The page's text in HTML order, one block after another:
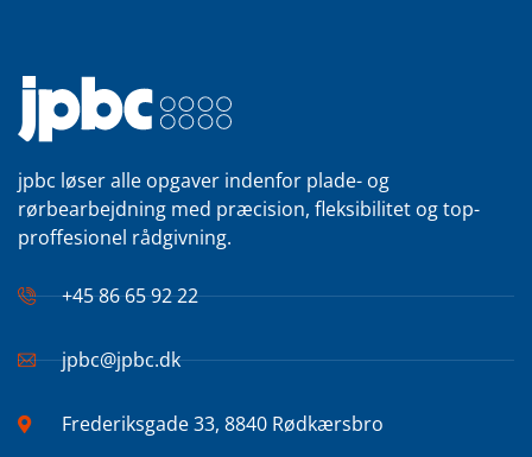
jpbc løser alle opgaver indenfor plade- og
rørbearbejdning med præcision, fleksibilitet og top-
proffesionel rådgivning.
+45 86 65 92 22
jpbc@jpbc.dk
Frederiksgade 33, 8840 Rødkærsbro